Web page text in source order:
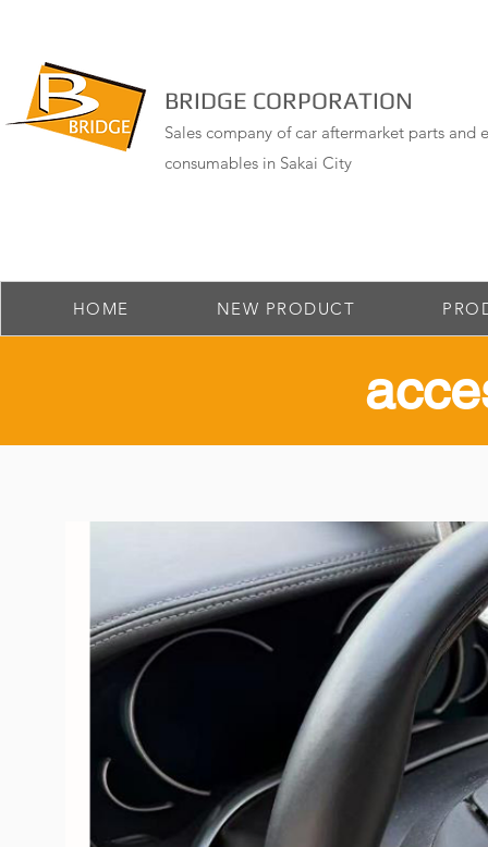
BRIDGE CORPORATION
Sales company of car aftermarket parts and
consumables in Sakai City
HOME NEW PRODUCT